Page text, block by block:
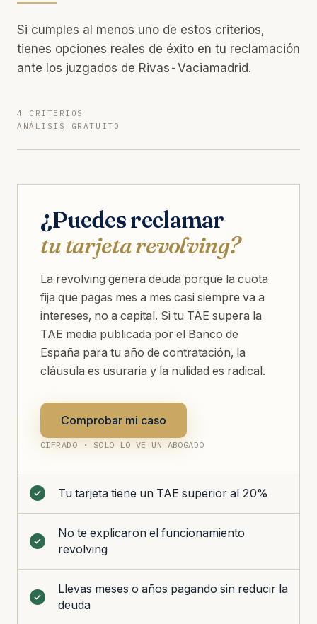
Si cumples al menos uno de estos criterios,
tienes opciones reales de éxito en tu reclamación
ante los juzgados de Rivas-Vaciamadrid.
4 CRITERIOS
ANÁLISIS GRATUITO
¿Puedes reclamar
tu tarjeta revolving?
La revolving genera deuda porque la cuota
fija que pagas mes a mes casi siempre va a
intereses, no a capital. Si tu TAE supera la
TAE media publicada por el Banco de
España para tu año de contratación, la
cláusula es usuraria y la nulidad es radical.
Comprobar mi caso
CIFRADO · SOLO LO VE UN ABOGADO
Tu tarjeta tiene un TAE superior al 20%
No te explicaron el funcionamiento
revolving
Llevas meses o años pagando sin reducir la
deuda